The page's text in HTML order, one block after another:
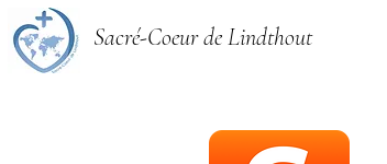
Sacré-Coeur de Lindthout